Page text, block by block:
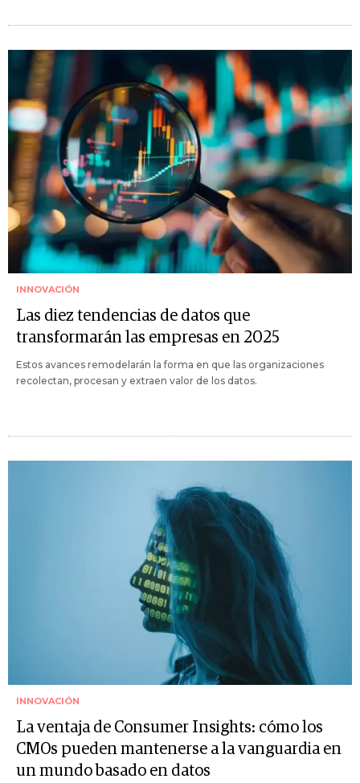
INNOVACIÓN
Las diez tendencias de datos que
transformarán las empresas en 2025
Estos avances remodelarán la forma en que las organizaciones
recolectan, procesan y extraen valor de los datos.
INNOVACIÓN
La ventaja de Consumer Insights: cómo los
CMOs pueden mantenerse a la vanguardia en
un mundo basado en datos